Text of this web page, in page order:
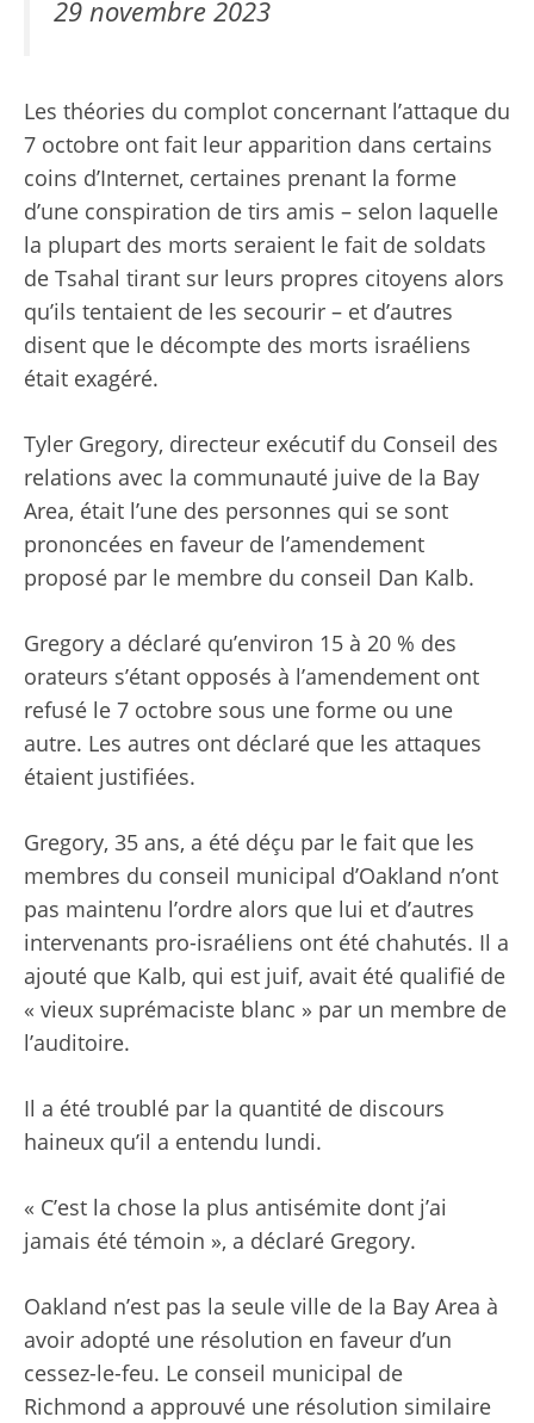
29 novembre 2023
Les théories du complot concernant l’attaque du
7 octobre ont fait leur apparition dans certains
coins d’Internet, certaines prenant la forme
d’une conspiration de tirs amis – selon laquelle
la plupart des morts seraient le fait de soldats
de Tsahal tirant sur leurs propres citoyens alors
qu’ils tentaient de les secourir – et d’autres
disent que le décompte des morts israéliens
était exagéré.
Tyler Gregory, directeur exécutif du Conseil des
relations avec la communauté juive de la Bay
Area, était l’une des personnes qui se sont
prononcées en faveur de l’amendement
proposé par le membre du conseil Dan Kalb.
Gregory a déclaré qu’environ 15 à 20 % des
orateurs s’étant opposés à l’amendement ont
refusé le 7 octobre sous une forme ou une
autre. Les autres ont déclaré que les attaques
étaient justifiées.
Gregory, 35 ans, a été déçu par le fait que les
membres du conseil municipal d’Oakland n’ont
pas maintenu l’ordre alors que lui et d’autres
intervenants pro-israéliens ont été chahutés. Il a
ajouté que Kalb, qui est juif, avait été qualifié de
« vieux suprémaciste blanc » par un membre de
l’auditoire.
Il a été troublé par la quantité de discours
haineux qu’il a entendu lundi.
« C’est la chose la plus antisémite dont j’ai
jamais été témoin », a déclaré Gregory.
Oakland n’est pas la seule ville de la Bay Area à
avoir adopté une résolution en faveur d’un
cessez-le-feu. Le conseil municipal de
Richmond a approuvé une résolution similaire